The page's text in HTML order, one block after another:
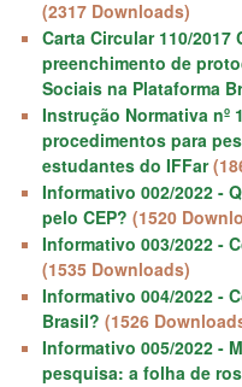
(2317 Downloads)
Carta Circular 110/2017
preenchimento de
Sociais na Plataforma
Instrução Normativa nº
procedimentos para
estudantes do IFFar
Informativo 002/2022 -
pelo CEP? (1520
Informativo 003/2022 -
(1535 Downloads)
Informativo 004/2022 -
Brasil? (1526
Informativo 005/2022 -
pesquisa: a folha de